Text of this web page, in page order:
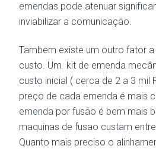
emendas pode atenuar
inviabilizar a comunicação.
Tambem existe um outro fator
custo. Um kit de emenda
custo inicial ( cerca de 2 a 3 mil
preço de cada emenda é mais
emenda por fusão é bem mais
maquinas de fusao custam
Quanto mais preciso o